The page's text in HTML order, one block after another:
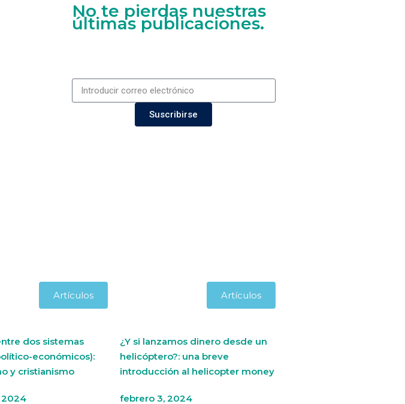
No te pierdas nuestras
últimas publicaciones.
Suscribirse
Artículos
dos sistemas
económicos):
y cristianismo
2024
Artículos
¿Y si lanzamos dinero desde un
helicóptero?: una breve
introducción al helicopter money
febrero 3, 2024